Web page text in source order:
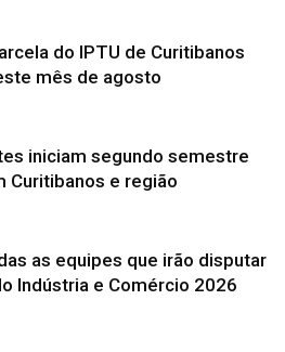
do IPTU de Curitibanos
mês de agosto
iniciam segundo semestre
Curitibanos e região
as equipes que irão disputar
Indústria e Comércio 2026